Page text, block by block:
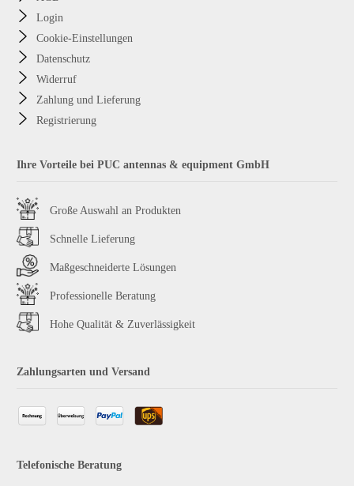
Login
Cookie-Einstellungen
Datenschutz
Widerruf
Zahlung und Lieferung
Registrierung
Ihre Vorteile bei PUC antennas & equipment GmbH
Große Auswahl an Produkten
Schnelle Lieferung
Maßgeschneiderte Lösungen
Professionelle Beratung
Hohe Qualität & Zuverlässigkeit
Zahlungsarten und Versand
Telefonische Beratung